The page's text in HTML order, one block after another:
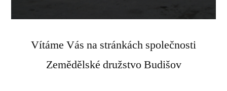
Vítáme Vás na stránkách společnosti
Zemědělské družstvo Budišov